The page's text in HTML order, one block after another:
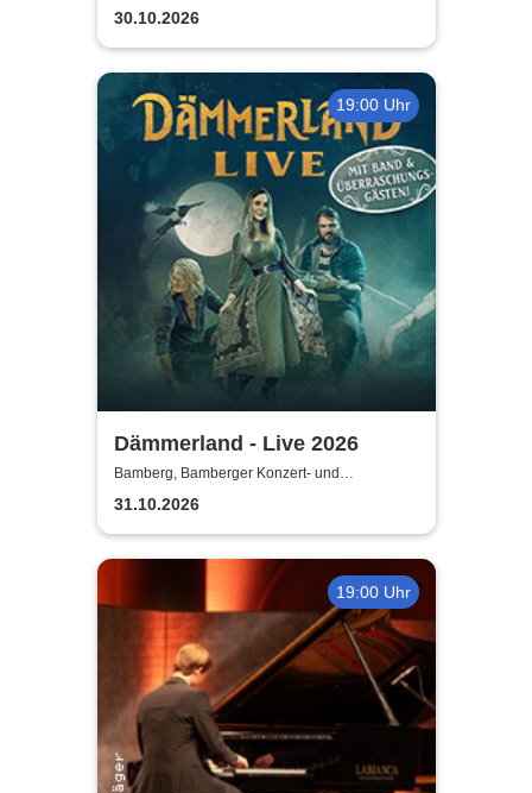
Kongresshalle
30.10.2026
19:00 Uhr
Dämmerland - Live 2026
Bamberg, Bamberger Konzert- und
Kongresshalle
31.10.2026
19:00 Uhr